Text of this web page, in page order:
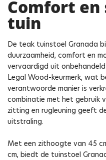
Comfort
tuin
De teak tuinstoel Granada
duurzaamheid, comfort en
vervaardigd uit
Legal Wood-keurmerk, wat
verantwoorde manier is
combinatie met het gebruik
zitting en rugleuning geeft
uitstraling.
Met een zithoogte van 45
cm, biedt de tuinstoel